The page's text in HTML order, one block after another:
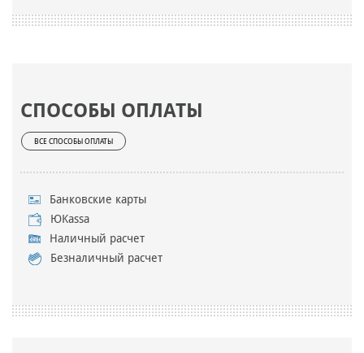
СПОСОБЫ ОПЛАТЫ
ВСЕ СПОСОБЫ ОПЛАТЫ
Банковские карты
ЮKassa
Наличный расчет
Безналичный расчет